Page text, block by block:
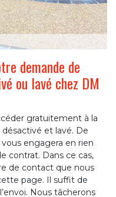
demande de
ou lavé chez DM
gratuitement à la
et lavé. De
engagera en rien
contrat. Dans ce cas,
de contact que nous
page. Il suffit de
Nous tâcherons